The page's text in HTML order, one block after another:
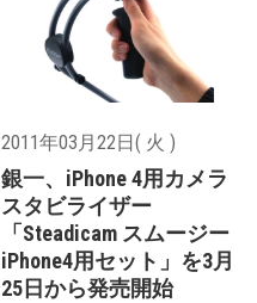
2011年03月22日( 火 )
銀一、iPhone 4用カメラ
スタビライザー
「Steadicam スムージー
iPhone4用セット」を3月
25日から発売開始